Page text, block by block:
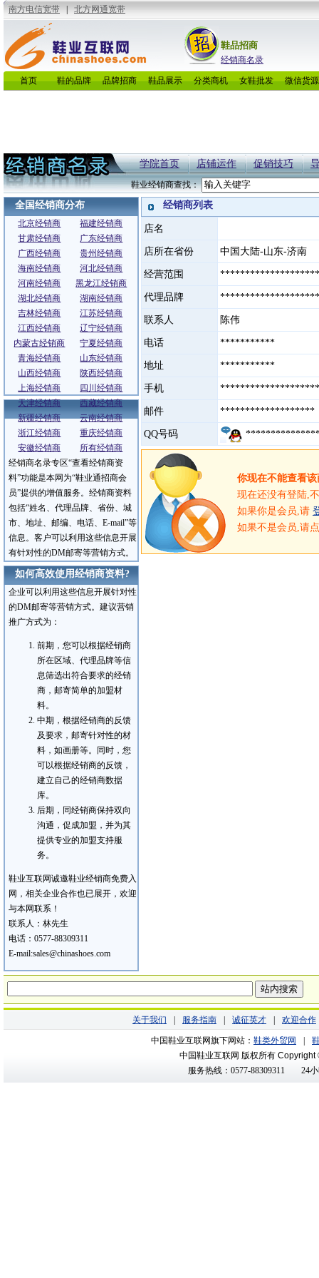
鞋品招商
经销商名录
首页 鞋的品牌 品牌招商 鞋品展示 分类商机 女鞋批发 微信货源
学院首页 店铺运作 促销技巧
鞋业经销商查找：
全国经销商分布
北京经销商
福建经销商
甘肃经销商
广东经销商
广西经销商
贵州经销商
海南经销商
河北经销商
河南经销商
黑龙江经销商
湖北经销商
湖南经销商
吉林经销商
江苏经销商
江西经销商
辽宁经销商
内蒙古经销商
宁夏经销商
青海经销商
山东经销商
山西经销商
陕西经销商
上海经销商
四川经销商
天津经销商
西藏经销商
新疆经销商
云南经销商
浙江经销商
重庆经销商
安徽经销商
所有经销商
服务介绍
经销商名录专区“查看经销商资
料”功能是本网为“鞋业通招商会
员”提供的增值服务。经销商资料
包括“姓名、代理品牌、省份、城
市、地址、邮编、电话、E-mail”等
信息。客户可以利用这些信息开展
有针对性的DM邮寄等营销方式。
如何高效使用经销商资料?
企业可以利用这些信息开展针对性
的DM邮寄等营销方式。建议营销
推广方式为：
前期，您可以根据经销商
所在区域、代理品牌等信
息筛选出符合要求的经销
商，邮寄简单的加盟材
料。
中期，根据经销商的反馈
及要求，邮寄针对性的材
料，如画册等。同时，您
可以根据经销商的反馈，
建立自己的经销商数据
库。
后期，同经销商保持双向
沟通，促成加盟，并为其
提供专业的加盟支持服
务。
鞋业互联网诚邀鞋业经销商免费入
网，相关企业合作也已展开，欢迎
与本网联系！
联系人：林先生
电话：0577-88309311
E-mail:sales@chinashoes.com
经销商列表
店名
店所在省份 中国大陆-山东-济南
经营范围
代理品牌
联系人 陈伟
电话 ***********
地址 ***********
手机
邮件
QQ号码
你现在不能查看
现在还没有登陆,
如果你是会员,请
如果不是会员,请
关于我们 服务指南 诚征英才 欢迎合作
中国鞋业互联网旗下网站： 鞋类外贸网
中国鞋业互联网 版权所有 Copyright
服务热线：0577-88309311
24